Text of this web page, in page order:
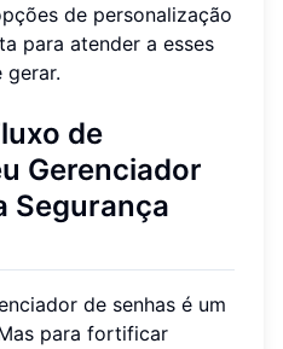
de personalização
para atender a esses
gerar.
de
Gerenciador
Segurança
de senhas é um
para fortificar